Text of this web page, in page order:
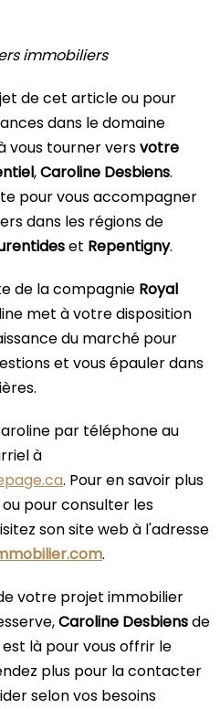
immobiliers
de cet article ou pour
dans le domaine
vous tourner versvotre
,Caroline Desbiens.
pour vous accompagner
dans les régions de
et Repentigny.
de la compagnie Royal
met à votre disposition
du marché pour
et vous épauler dans
par téléphone au
à
. Pour en savoir plus
pour consulter les
son site web à l'adresse
.
votre projet immobilier
Caroline Desbiensde
est là pour vous offrir le
plus pour la contacter
selon vos besoins